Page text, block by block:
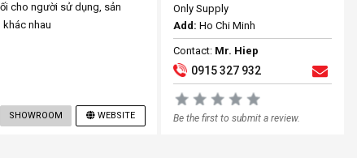
cho người sử dụng, sản
nhau
SHOWROOM WEBSITE
Only Supply
Add: Ho Chi Minh
Contact: Mr. Hiep
0915 327 932
Be the first to submit a review.